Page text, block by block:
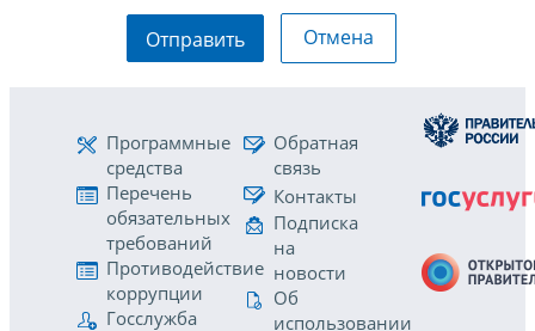
Отправить Отмена
Программные
средства
Перечень
обязательных
требований
Противодействие
коррупции
Госслужба
Обратная
связь
Контакты
Подписка
на
новости
Об
использовании